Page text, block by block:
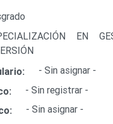
EN
- Sin asignar -
- Sin registrar -
- Sin asignar -